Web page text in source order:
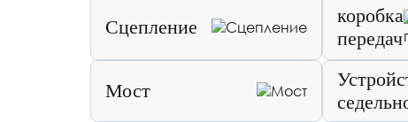
Сцепление
коробка
передач
Мост